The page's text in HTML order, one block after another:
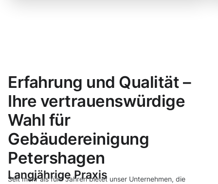
Erfahrung und Qualität –
Ihre vertrauenswürdige
Wahl für
Gebäudereinigung
Petershagen
Langjährige Praxis
Seit mehr als fünf Jahren bietet unser Unternehmen, die